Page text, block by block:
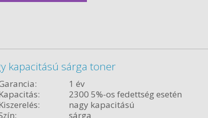
kapacitású sárga toner
1 év
2300 5%-os fedettség esetén
nagy kapacitású
sárga